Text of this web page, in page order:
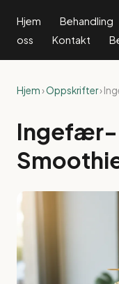
Hjem Behandling
oss
Kontakt
Hjem›Oppskrifter›
Ingefær-